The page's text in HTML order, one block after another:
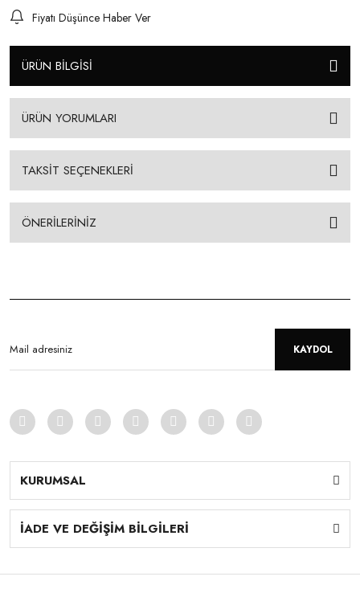
Fiyatı Düşünce Haber Ver
ÜRÜN BİLGİSİ
ÜRÜN YORUMLARI
TAKSİT SEÇENEKLERİ
ÖNERİLERİNİZ
KAYDOL
KURUMSAL
İADE VE DEĞİŞİM BİLGİLERİ